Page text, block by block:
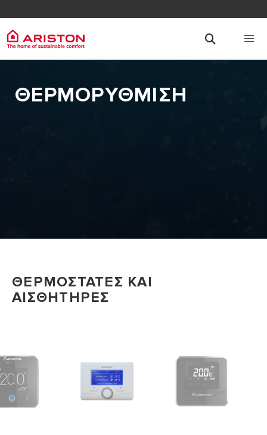
ΘΕΡΜΟΡΥΘΜΙΣΗ
ΘΕΡΜΟΣΤΑΤΕΣ ΚΑΙ
ΑΙΣΘΗΤΗΡΕΣ